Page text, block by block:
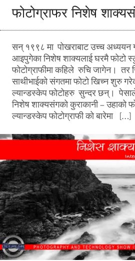
फोटोग्राफर निशेष
सन् १९९८ मा पोखराबाट उच्च अध्ययन
आइपुगेका निशेष शाक्यलाई घरमै फोटो
फोटोग्राफीमा कहिले रुचि जागेन। तर
साथीभाईको संगतमा फोटो खिच्न शुरु
ल्यान्डस्केप फोटोहरु सुन्दर छन्।
निशेष शाक्यसंगको कुराकानी – उहाको
ल्यान्डस्केप फोटोग्राफी को बारेमा […]